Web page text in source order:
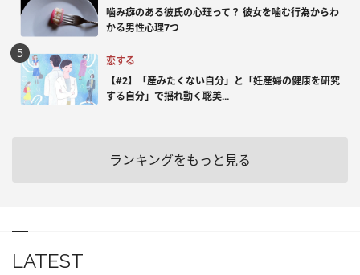
噛み癖のある彼氏の心理って？ 彼女を噛む行為からわ
かる男性心理7つ
恋する
【#2】「産みたくない自分」と「妊産婦の健康を研究
する自分」で揺れ動く聡美...
ランキングをもっと見る
LATEST